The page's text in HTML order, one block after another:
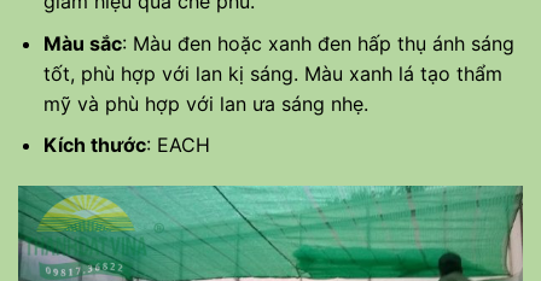
Màu sắc: Màu đen hoặc xanh đen hấp thụ ánh sáng
tốt, phù hợp với lan kị sáng. Màu xanh lá tạo thẩm
mỹ và phù hợp với lan ưa sáng nhẹ.
Kích thước: EACH